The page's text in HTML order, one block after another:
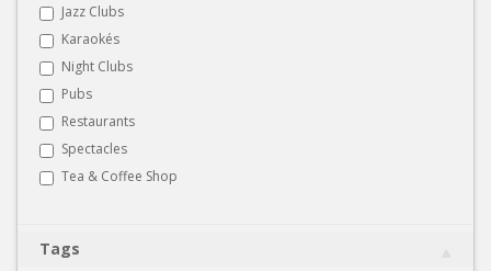
Jazz Clubs
Karaokés
Night Clubs
Pubs
Restaurants
Spectacles
Tea & Coffee Shop
Tags